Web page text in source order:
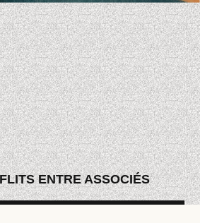
ENTRE ASSOCIÉS